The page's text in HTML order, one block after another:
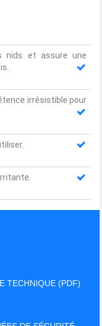
nids et assure une
irrésistible pour
TECHNIQUE (PDF)